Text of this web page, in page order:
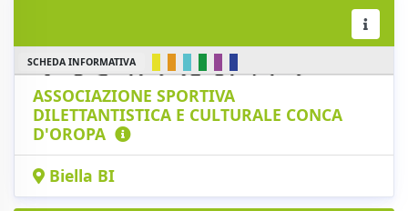
SCHEDA INFORMATIVA
ASSOCIAZIONE SPORTIVA
DILETTANTISTICA E CULTURALE CONCA
D'OROPA
Biella BI